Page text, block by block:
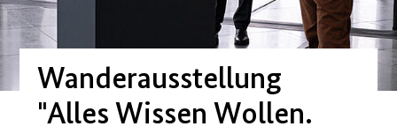
Wanderausstellung
"Alles Wissen Wollen.